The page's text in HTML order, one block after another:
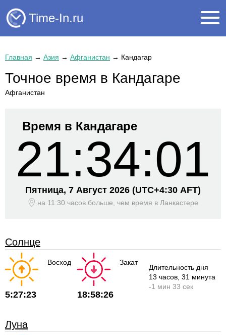
Time-In.ru
Главная → Азия → Афганистан → Кандагар
Точное время в Кандагаре
Афганистан
Время в Кандагаре
21:34:02
Пятница, 7 Август 2026 (UTC+4:30 AFT)
на 11:30 часов больше, чем время в Ланкастере
Солнце
Восход
5:27:23
Закат
18:58:26
Длительность дня
13 часов , 31 минута
-1 мин33 сек
Луна